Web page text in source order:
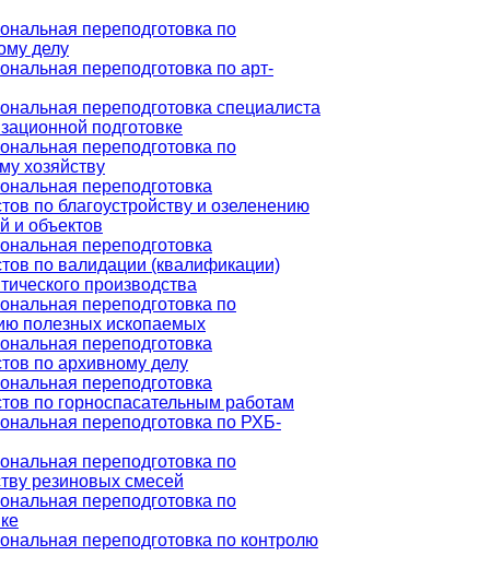
переподготовка по
делу
переподготовка по арт-
переподготовка специалиста
подготовке
переподготовка по
хозяйству
переподготовка
по благоустройству и озеленению
и объектов
переподготовка
по валидации (квалификации)
производства
переподготовка по
полезных ископаемых
переподготовка
по архивному делу
переподготовка
по горноспасательным работам
переподготовка по РХБ-
переподготовка по
резиновых смесей
переподготовка по
переподготовка по контролю